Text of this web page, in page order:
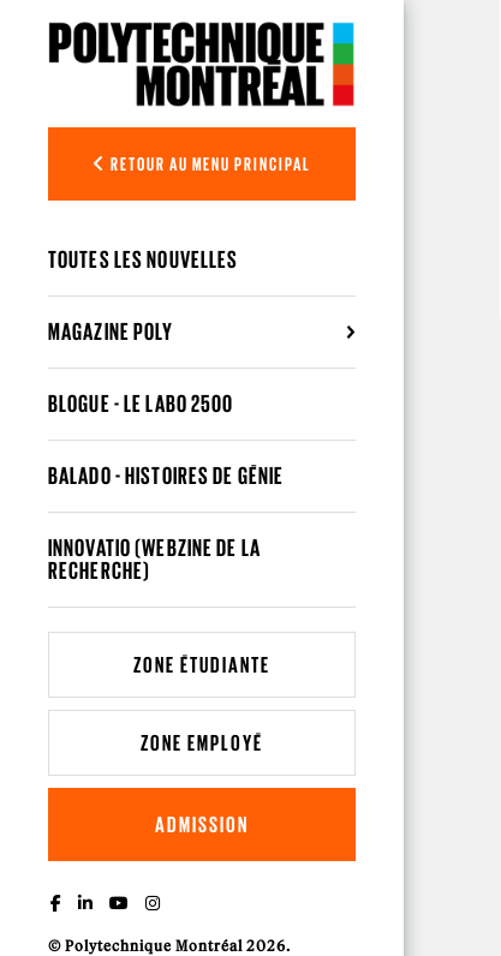
RETOUR AU MENU PRINCIPAL
TOUTES LES NOUVELLES
MAGAZINE POLY
BLOGUE - LE LABO 2500
BALADO - HISTOIRES DE GÉNIE
INNOVATIO (WEBZINE DE LA
RECHERCHE)
ZONE ÉTUDIANTE
ZONE EMPLOYÉ
ADMISSION
© Polytechnique Montréal 2026.